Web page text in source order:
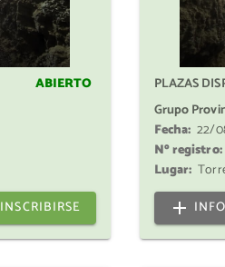
ABIERTO
INSCRIBIRSE
PLAZAS
Grupo
Fecha: 22/
Nº registro:
Lugar:
INFO